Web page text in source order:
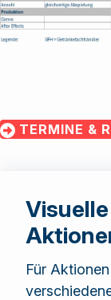
TERMINE &
Für